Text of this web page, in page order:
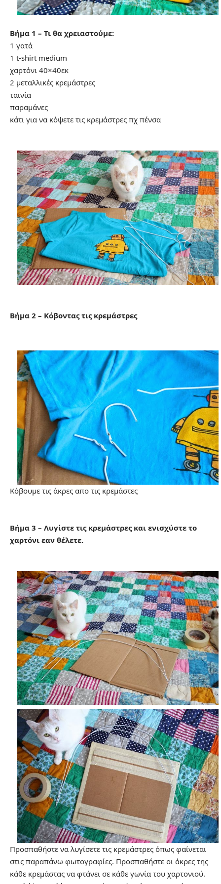
Βήμα 1 – Τι θα χρειαστούμε:
1 γατά
1 t-shirt medium
χαρτόνι 40×40εκ
2 μεταλλικές κρεμάστρες
ταινία
παραμάνες
κάτι για να κόψετε τις κρεμάστρες πχ πένσα
Βήμα 2 – Κόβοντας τις κρεμάστρες
Κόβουμε τις άκρες απο τις κρεμάστες
Βήμα 3 – Λυγίστε τις κρεμάστρες και ενισχύστε το
χαρτόνι εαν θέλετε.
Προσπαθήστε να λυγίσετε τις κρεμάστρες όπως φαίνεται
στις παραπάνω φωτογραφίες. Προσπαθήστε οι άκρες της
κάθε κρεμάστας να φτάνει σε κάθε γωνία του χαρτονιού.